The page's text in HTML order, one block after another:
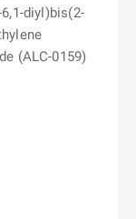
diyl)bis(2-
(ALC-0159)